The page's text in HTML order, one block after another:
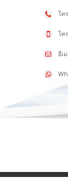
โท
โท
อีเ